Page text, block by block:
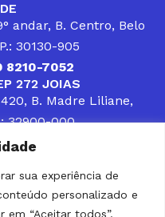
sua experiência de
personalizado e
em “Aceitar todos”,
andar, B. Centro, Belo
30130-905
8210-7052
272 JOIAS
B. Madre Liliane,
32900-000
ou (31) 9 8309-8660
AÇÕES E SERVIÇOS
A ASSISTÊNCIA À
QUE ATUA, SENDO
CONSORCIADOS NA
ENFRENTADAS POR